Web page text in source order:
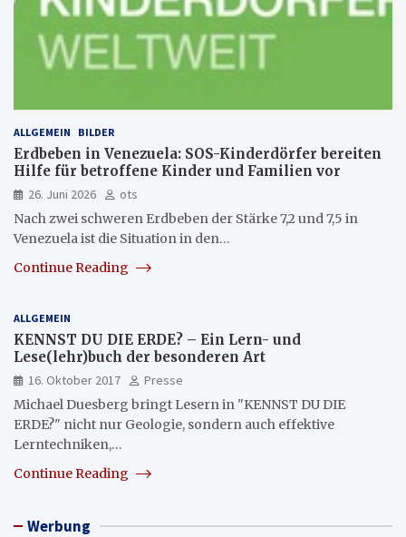
ALLGEMEIN BILDER
Erdbeben in Venezuela: SOS-Kinderdörfer bereiten
Hilfe für betroffene Kinder und Familien vor
26. Juni 2026
ots
Nach zwei schweren Erdbeben der Stärke 7,2 und 7,5 in
Venezuela ist die Situation in den…
Continue Reading
ALLGEMEIN
KENNST DU DIE ERDE? – Ein Lern- und
Lese(lehr)buch der besonderen Art
16. Oktober 2017
Presse
Michael Duesberg bringt Lesern in "KENNST DU DIE
ERDE?" nicht nur Geologie, sondern auch effektive
Lerntechniken,…
Continue Reading
Werbung